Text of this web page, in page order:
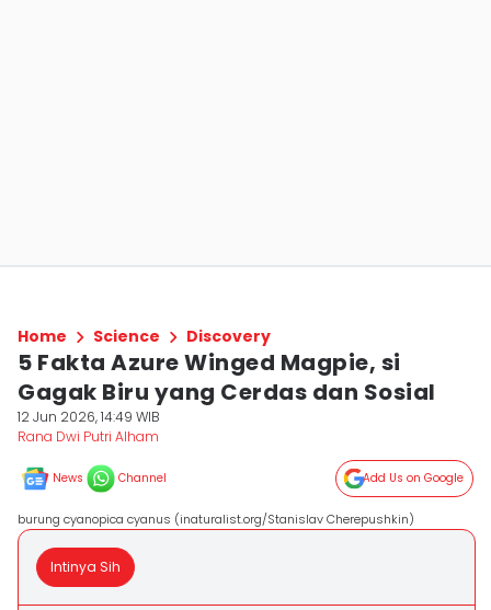
Home Science Discovery
5 Fakta Azure Winged Magpie, si
Gagak Biru yang Cerdas dan Sosial
12 Jun 2026, 14:49 WIB
Rana Dwi Putri Alham
News Channel Add Us on Google
burung cyanopica cyanus (inaturalist.org/Stanislav Cherepushkin)
Intinya Sih